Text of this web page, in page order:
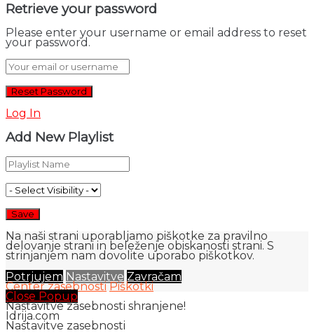
Retrieve your password
Please enter your username or email address to reset
your password.
Log In
Add New Playlist
Na naši strani uporabljamo piškotke za pravilno
delovanje strani in beleženje obiskanosti strani. S
strinjanjem nam dovolite uporabo piškotkov.
Potrjujem Nastavitve Zavračam
Center zasebnosti Piškotki
Close Popup
Nastavitve zasebnosti shranjene!
Idrija.com
Nastavitve zasebnosti